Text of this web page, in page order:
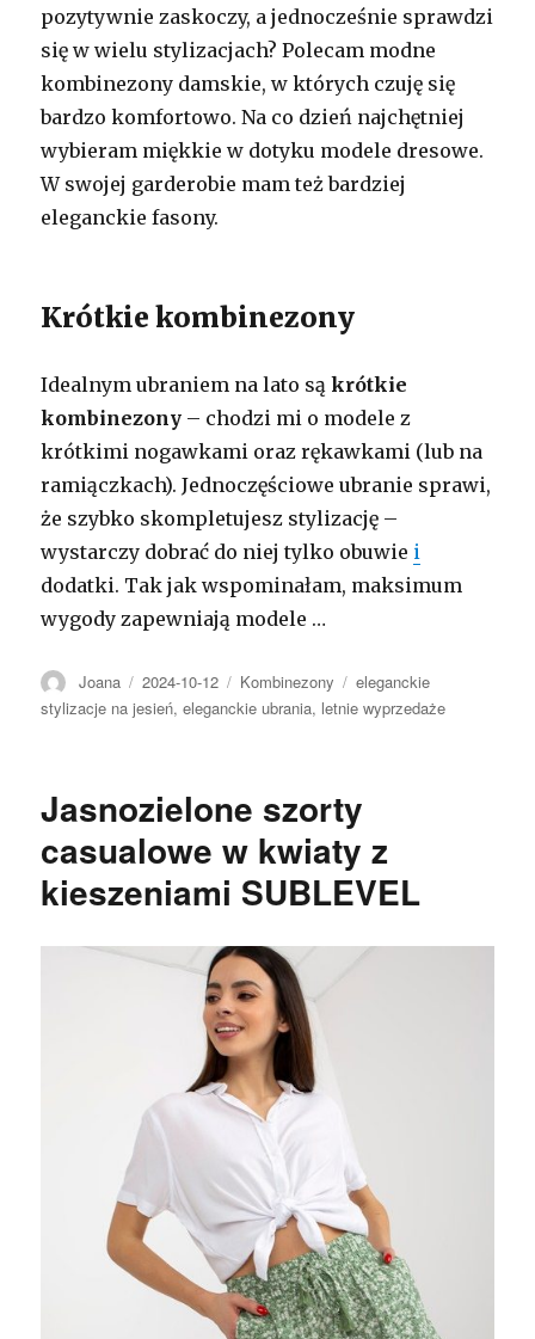
pozytywnie zaskoczy, a jednocześnie sprawdzi
się w wielu stylizacjach? Polecam modne
kombinezony damskie, w których czuję się
bardzo komfortowo. Na co dzień najchętniej
wybieram miękkie w dotyku modele dresowe.
W swojej garderobie mam też bardziej
eleganckie fasony.
Krótkie kombinezony
Idealnym ubraniem na lato sąkrótkie
kombinezony – chodzi mi o modele z
krótkimi nogawkami oraz rękawkami (lub na
ramiączkach). Jednoczęściowe ubranie sprawi,
że szybko skompletujesz stylizację –
wystarczy dobrać do niej tylko obuwie i
dodatki. Tak jak wspominałam, maksimum
wygody zapewniają modele …
Autor
Joana Opublikowano
2024-10-12 Kategorie
Kombinezony Tagi
eleganckie
stylizacje na jesień,eleganckie ubrania, letnie wyprzedaże
Jasnozielone szorty
casualowe w kwiaty z
kieszeniami SUBLEVEL